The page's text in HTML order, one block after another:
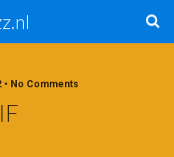
• No Comments